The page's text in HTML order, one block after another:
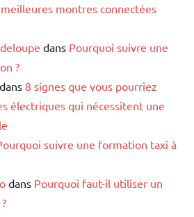
meilleures montres connectées
dans Pourquoi suivre une
?
dans 8 signes que vous pourriez
électriques qui nécessitent une
suivre une formation taxi à
dans Pourquoi faut-il utiliser un